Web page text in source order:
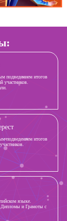
подведением итогов
участников.
подведением итогов
языке.
Дипломы и Грамоты с